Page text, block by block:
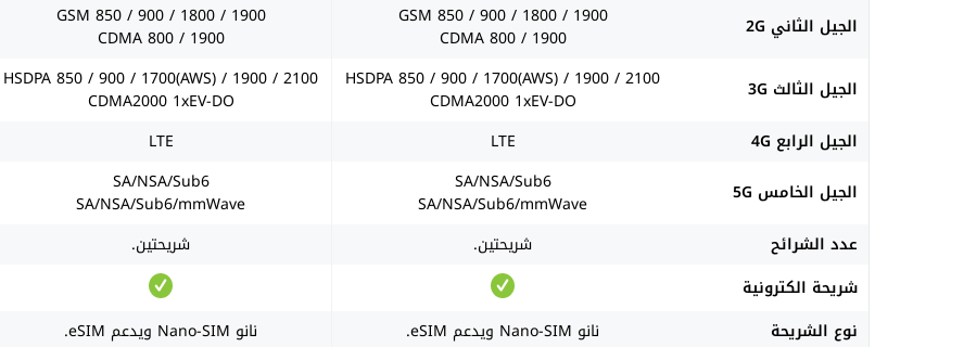
الجيل الثاني 2G GSM 850 / 900 / 1800 / 1900
CDMA 800 / 1900
GSM 850 / 900 / 1800 / 1900
CDMA 800 / 1900
الجيل الثالث 3G
HSDPA 850 / 900 / 1700(AWS) / 1900 / 2100
CDMA2000 1xEV-DO
HSDPA 850 / 900 / 1700(AWS) / 1900 / 2100
CDMA2000 1xEV-DO
الجيل الرابع 4G
LTE
LTE
الجيل الخامس 5G
SA/NSA/Sub6
SA/NSA/Sub6/mmWave
SA/NSA/Sub6
SA/NSA/Sub6/mmWave
عدد الشرائح
شريحتين.
شريحتين.
شريحة الكترونية
نوع الشريحة
نانو Nano-SIM ويدعم eSIM. نانو Nano-SIM ويدعم eSIM.